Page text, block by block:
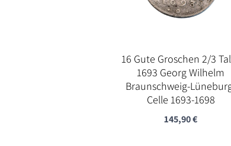
16 Gute Groschen 2/3
1693 Georg Wilhelm
Braunschweig-
Celle 1693-1698
145,90€